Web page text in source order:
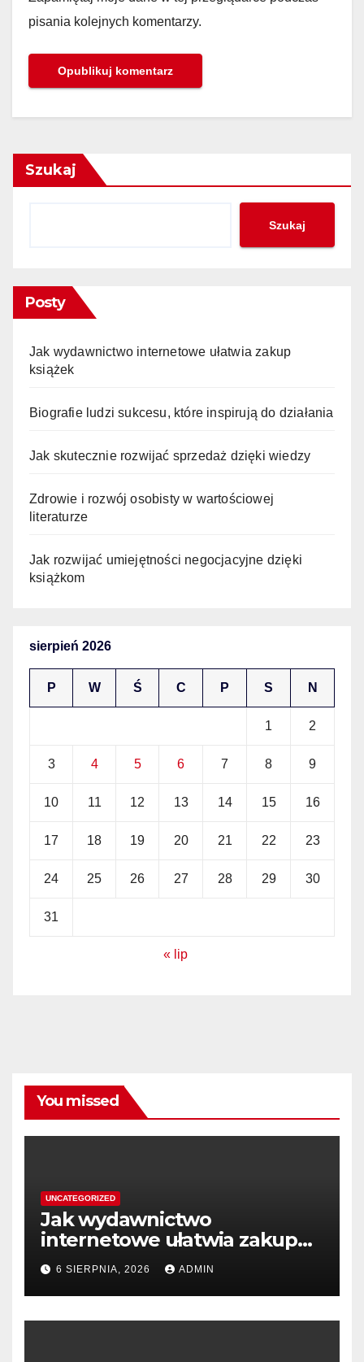
pisania kolejnych komentarzy.
Szukaj
Szukaj
Posty
Jak wydawnictwo internetowe ułatwia zakup
książek
Biografie ludzi sukcesu, które inspirują do działania
Jak skutecznie rozwijać sprzedaż dzięki wiedzy
Zdrowie i rozwój osobisty w wartościowej
literaturze
Jak rozwijać umiejętności negocjacyjne dzięki
książkom
sierpień 2026
P W Ś C P S N
1 2
3 4 5 6 7 8 9
10 11 12 13 14 15 16
17 18 19 20 21 22 23
24 25 26 27 28 29 30
31
« lip
You missed
UNCATEGORIZED
Jak wydawnictwo
internetowe ułatwia zakup
książek
6 SIERPNIA, 2026 ADMIN